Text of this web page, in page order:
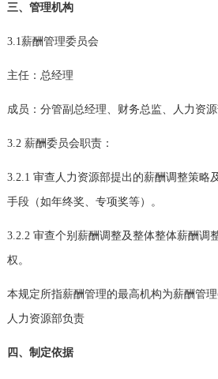
三、管理机构
3.1 薪酬管理委员会
主任：总经理
成员：分管副总经理、财务总监、人力资
3.2 薪酬委员会职责：
3.2.1 审查人力资源部提出的薪酬调整策略
手段（如年终奖、专项奖等）。
3.2.2 审查个别薪酬调整及整体整体薪酬调
权。
本规定所指薪酬管理的最高机构为薪酬管
人力资源部负责
四、制定依据